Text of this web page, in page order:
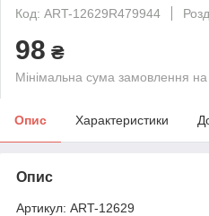
Код: ART-12629R479944
98 ₴
Мінімальна сума замовлення
Опис Характеристики
Опис
Артикул: ART-12629